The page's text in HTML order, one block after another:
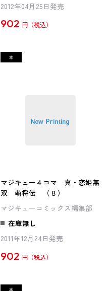
2012年04月25日発売
902 円
マジキュー４コマ 真・恋姫無
双 萌将伝 （８）
マジキューコミックス編集部
在庫無し
2011年12月24日発売
902 円